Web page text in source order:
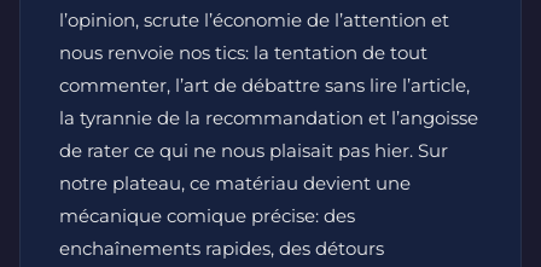
l’opinion, scrute l’économie de l’attention et
nous renvoie nos tics: la tentation de tout
commenter, l’art de débattre sans lire l’article,
la tyrannie de la recommandation et l’angoisse
de rater ce qui ne nous plaisait pas hier. Sur
notre plateau, ce matériau devient une
mécanique comique précise: des
enchaînements rapides, des détours